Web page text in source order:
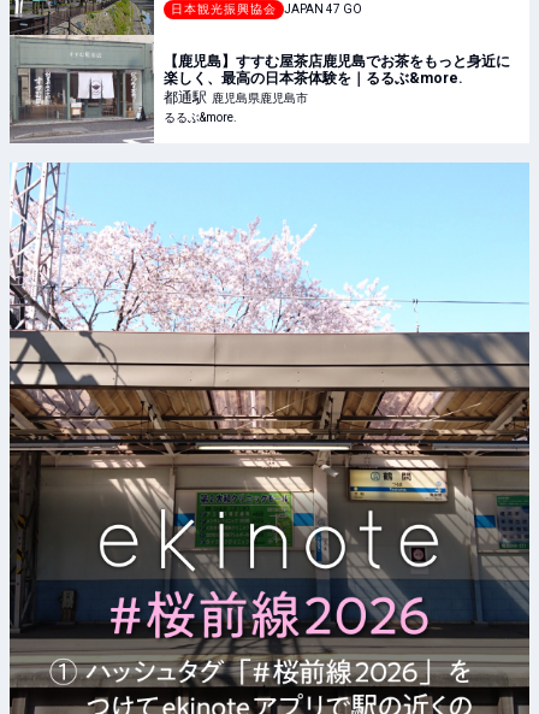
日本観光振興協会
JAPAN 47 GO
【鹿児島】すすむ屋茶店鹿児島でお茶をもっと身近に
楽しく、最高の日本茶体験を｜るるぶ&more.
都通駅 鹿児島県鹿児島市
るるぶ&more.